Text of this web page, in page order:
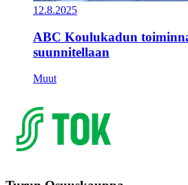
12.8.2025
ABC Koulukadun
suunnitellaan
Muut